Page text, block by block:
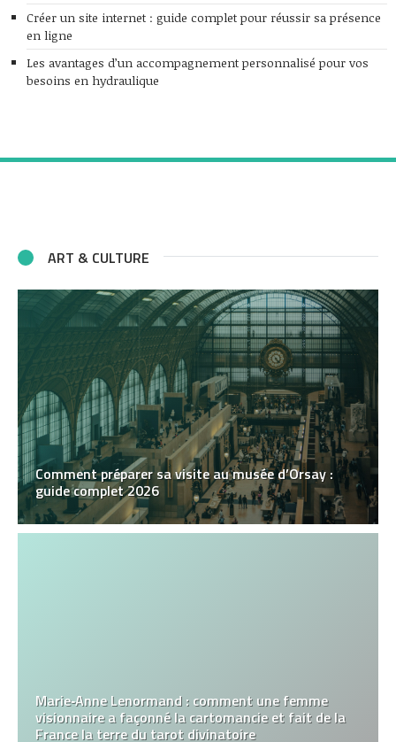
Créer un site internet : guide complet pour réussir sa présence
en ligne
Les avantages d’un accompagnement personnalisé pour vos
besoins en hydraulique
ART & CULTURE
Comment préparer sa visite au musée d’Orsay :
guide complet 2026
Marie‑Anne Lenormand : comment une femme
visionnaire a façonné la cartomancie et fait de la
France la terre du tarot divinatoire